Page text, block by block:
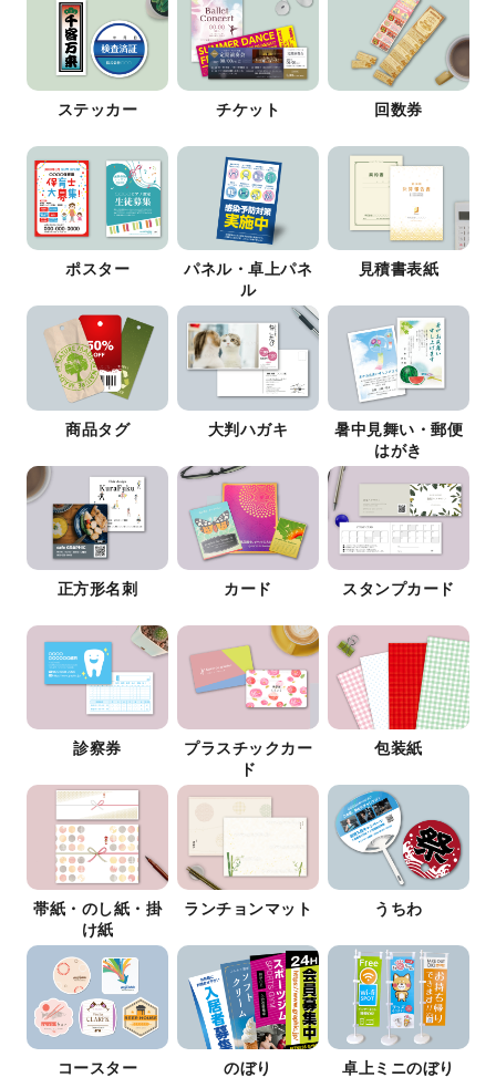
ステッカー チケット 回数券
ポスター
パネル・卓上パネ
ル
見積書表紙
商品タグ 大判ハガキ
暑中見舞い・郵便
はがき
正方形名刺 カード スタンプカード
診察券
プラスチックカー
ド
包装紙
帯紙・のし紙・掛
け紙
ランチョンマット うちわ
コースター のぼり 卓上ミニのぼり